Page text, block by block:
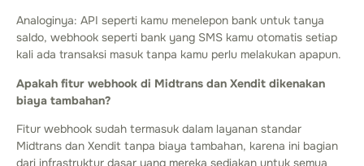
Analoginya: API seperti kamu menelepon bank untuk tanya
saldo, webhook seperti bank yang SMS kamu otomatis setiap
kali ada transaksi masuk tanpa kamu perlu melakukan apapun.
Apakah fitur webhook di Midtrans dan Xendit dikenakan
biaya tambahan?
Fitur webhook sudah termasuk dalam layanan standar
Midtrans dan Xendit tanpa biaya tambahan, karena ini bagian
dari infrastruktur dasar yang mereka sediakan untuk semua